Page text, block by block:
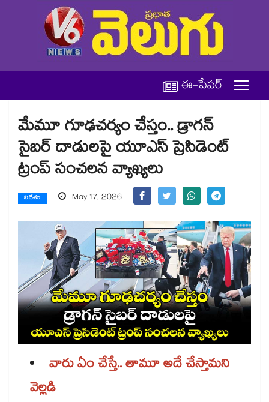
ఈ-పేపర్
మేమూ గూఢచర్యం చేస్తం.. డ్రాగన్
సైబర్ దాడులపై యూఎస్ ప్రెసిడెంట్
ట్రంప్ సంచలన వ్యాఖ్యలు
విదేశం May 17, 2026
వారు ఏం చేస్తే.. తామూ అదే చేస్తామని
వెల్లడి